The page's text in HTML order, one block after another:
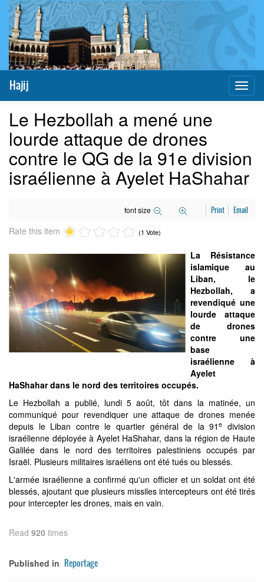
Hajij
Le Hezbollah a mené une
lourde attaque de drones
contre le QG de la 91e division
israélienne à Ayelet HaShahar
font size Print Email
Rate this item (1 Vote)
La Résistance
islamique au
Liban, le
Hezbollah, a
revendiqué une
lourde attaque
de drones
contre une
base
israélienne à
Ayelet
HaShahar dans le nord des territoires occupés.
Le Hezbollah a publié, lundi 5 août, tôt dans la matinée, un
communiqué pour revendiquer une attaque de drones menée
depuis le Liban contre le quartier général de la 91e division
israélienne déployée à Ayelet HaShahar, dans la région de Haute
Galilée dans le nord des territoires palestiniens occupés par
Israël. Plusieurs militaires israéliens ont été tués ou blessés.
L'armée israélienne a confirmé qu'un officier et un soldat ont été
blessés, ajoutant que plusieurs missiles intercepteurs ont été tirés
pour intercepter les drones, mais en vain.
Read 920 times
Published in Reportage